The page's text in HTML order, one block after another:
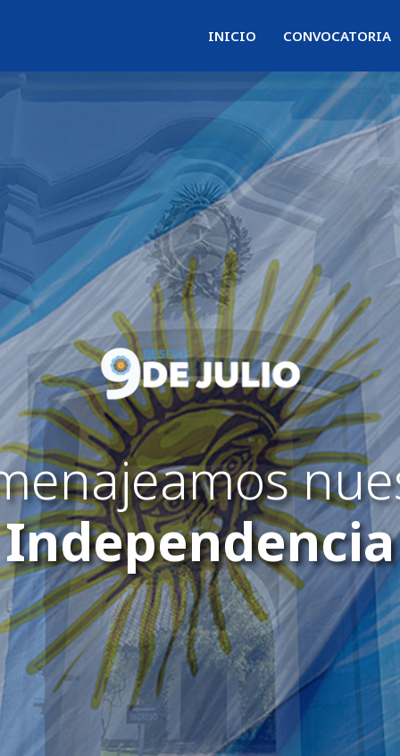
INICIO CONVOCATORIA
Independencia